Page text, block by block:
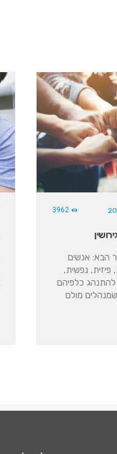
3962
הבא: אנשים
פיזית, נפשית,
להתנהג כלפיהם
שמנהלים מולם